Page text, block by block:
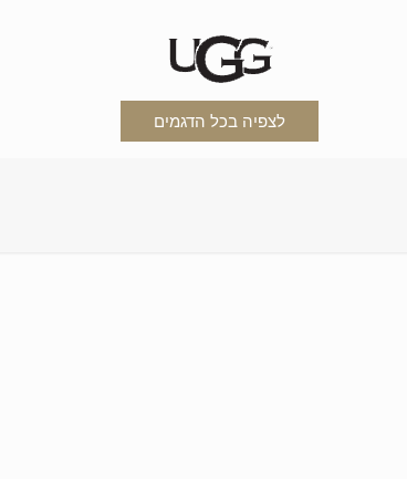
לצפיה בכל הדגמים